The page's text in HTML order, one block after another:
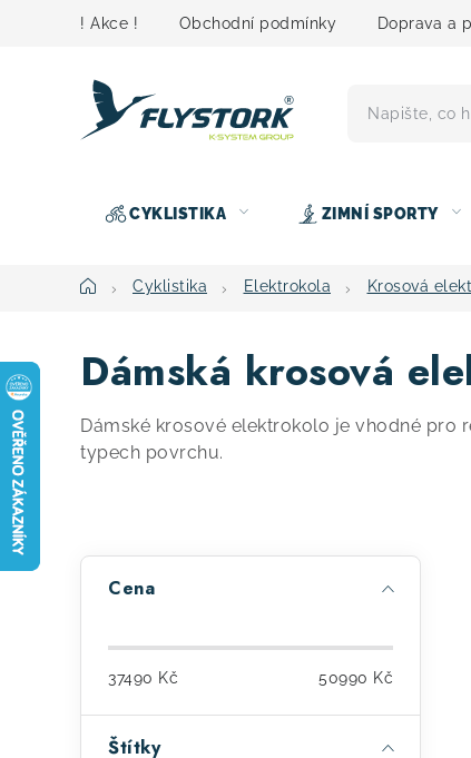
! Akce ! Obchodní podmínky Doprava a
CYKLISTIKA ZIMNÍ SPORTY
DomůCyklistika Elektrokola Krosová
Dámská krosová
Dámské krosové elektrokolo je vhodné pro
typech povrchu.
P
t
Cena
37490 Kč 50990 Kč
Štítky